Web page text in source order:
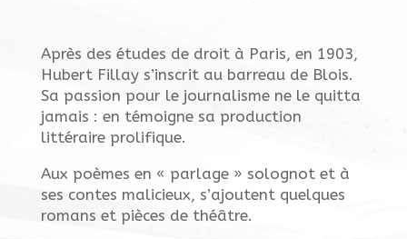
Après des études de droit à Paris, en 1903,
Hubert Fillay s’inscrit au barreau de Blois.
Sa passion pour le journalisme ne le quitta
jamais : en témoigne sa production
littéraire prolifique.
Aux poèmes en « parlage » solognot et à
ses contes malicieux, s’ajoutent quelques
romans et pièces de théâtre.